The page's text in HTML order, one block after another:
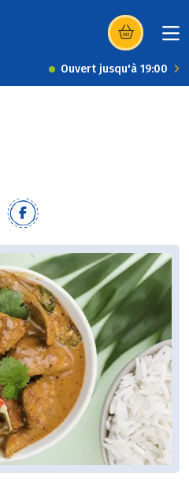
(s’ouvre dans
Ouvert jusqu'à 19:00